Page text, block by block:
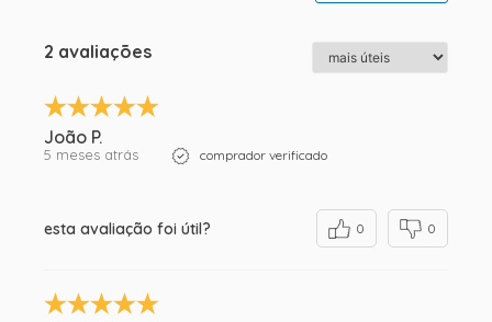
2 avaliações
João P.
5 meses atrás comprador verificado
esta avaliação foi útil? 0 0